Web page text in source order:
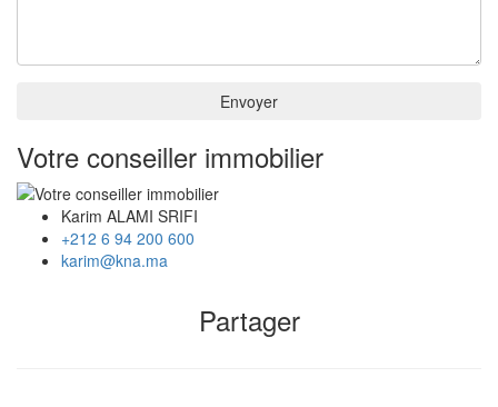
Envoyer
Votre conseiller immobilier
Karim ALAMI SRIFI
+212 6 94 200 600
karim@kna.ma
Partager